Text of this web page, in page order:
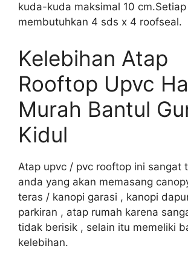
kuda-kuda maksimal 10
membutuhkan 4 sds x 4 roofseal.
Kelebihan Atap
Rooftop Upvc
Murah Bantul
Kidul
Atap upvc / pvc rooftop ini sangat
anda yang akan memasang
teras / kanopi garasi , kanopi
parkiran , atap rumah karena
tidak berisik , selain itu memeliki
kelebihan.